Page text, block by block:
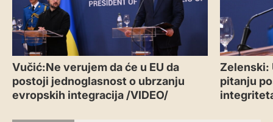
Vučić:Ne verujem da će u EU da
postoji jednoglasnost o ubrzanju
evropskih integracija /VIDEO/
Zelenski:
pitanju